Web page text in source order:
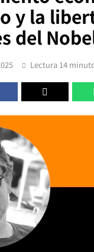
y la
del
Lectura 14